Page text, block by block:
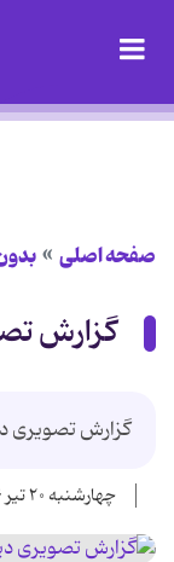
صفحه اصلی
گزارش
گزارش تصویری
چهارشنبه ۲۰ تیر ۱۳۸۶ - ۰۰:۰۰